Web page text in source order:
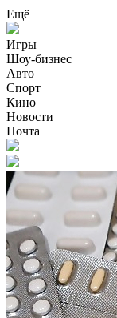
Ещё
Игры
Шоу-бизнес
Авто
Спорт
Кино
Новости
Почта